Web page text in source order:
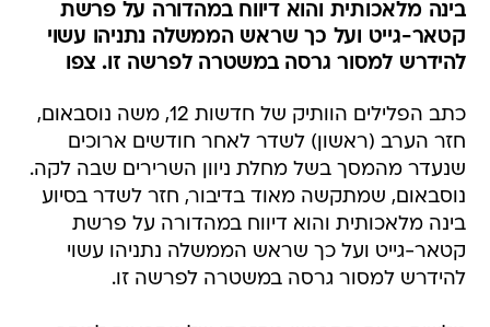
בינה מלאכותית והוא דיווח במהדורה על פרשת
קטאר-גייט ועל כך שראש הממשלה נתניהו עשוי
להידרש למסור גרסה במשטרה לפרשה זו. צפו
כתב הפלילים הוותיק של חדשות 12, משה נוסבאום,
חזר הערב (ראשון) לשדר לאחר חודשים ארוכים
שנעדר מהמסך בשל מחלת ניוון השרירים שבה לקה.
נוסבאום, שמתקשה מאוד בדיבור, חזר לשדר בסיוע
בינה מלאכותית והוא דיווח במהדורה על פרשת
קטאר-גייט ועל כך שראש הממשלה נתניהו עשוי
להידרש למסור גרסה במשטרה לפרשה זו.